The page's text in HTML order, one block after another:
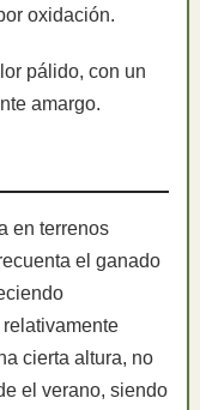
oxidación.
pálido, con un
amargo.
en terrenos
el ganado
cierta altura, no
el verano, siendo